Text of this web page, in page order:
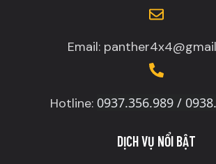
Email:
Hotline: 0937.356.989 /
DỊCH VỤ NỔI BẬT